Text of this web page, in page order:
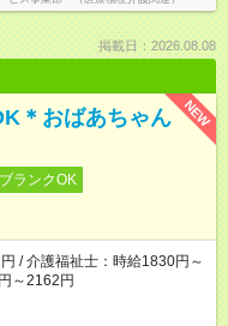
掲載日：2026.08.08
NEW
＊おばあちゃん
ブランクOK
/ 介護福祉士：時給1830円～
～2162円